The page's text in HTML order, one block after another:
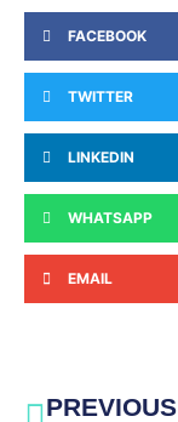
FACEBOOK
TWITTER
LINKEDIN
WHATSAPP
EMAIL
PREVIOUS